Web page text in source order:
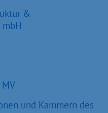
&
und Kammern des